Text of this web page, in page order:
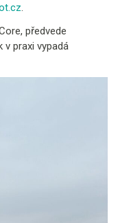
.
předvede
v praxi vypadá